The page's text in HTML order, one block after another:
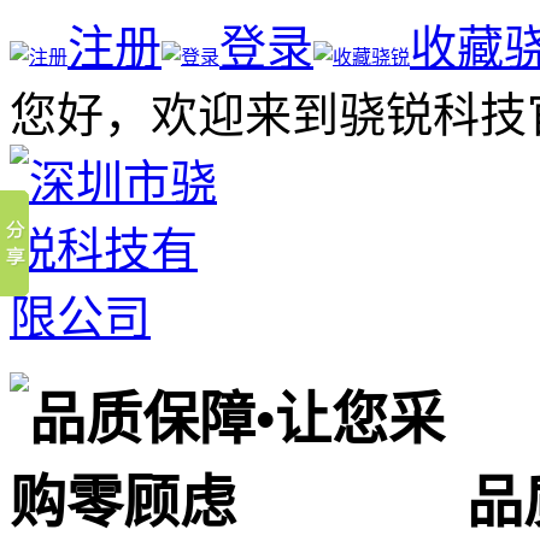
注册 登录
收藏
您好，欢迎来到骁锐科
品